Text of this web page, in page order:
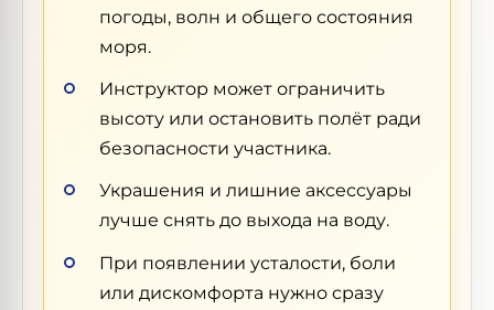
погоды, волн и общего состояния
моря.
Инструктор может ограничить
высоту или остановить полёт ради
безопасности участника.
Украшения и лишние аксессуары
лучше снять до выхода на воду.
При появлении усталости, боли
или дискомфорта нужно сразу